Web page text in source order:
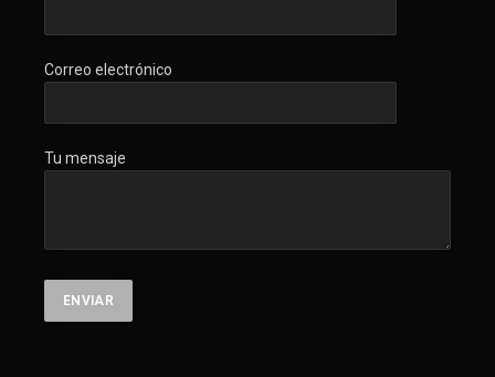
Correo electrónico
Tu mensaje